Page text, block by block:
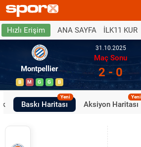
Hızlı Erişim ANA SAYFA İLK11 KUR
Montpellier
B M G G B
31.10.2025
Maç Sonu
2 - 0
Baskı Haritası
Yeni
Aksiyon Haritası
Yeni